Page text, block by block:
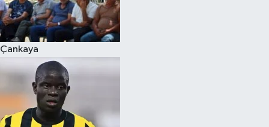
Çankaya